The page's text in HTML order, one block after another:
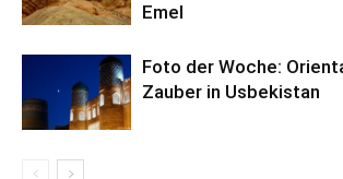
Emel
Foto der Woche:
Zauber in Usbekistan